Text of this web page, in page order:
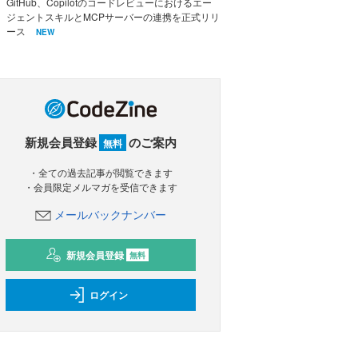
ジェントスキルとMCPサーバーの連携を正式リリ
ース
NEW
新規会員登録 無料 のご案内
・全ての過去記事が閲覧できます
・会員限定メルマガを受信できます
メールバックナンバー
新規会員登録 無料
ログイン